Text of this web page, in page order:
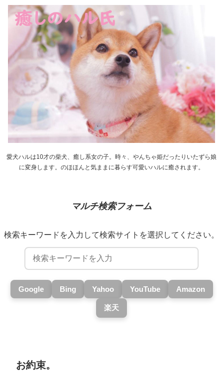
愛犬ハルは10才の柴犬、癒し系女の子。時々、やんちゃ姫だったりいたずら娘
に変身します。のほほんと気ままに暮らす可愛いハルに癒されます。
マルチ検索フォーム
検索キーワードを入力して検索サイトを選択してください。
Google Bing Yahoo YouTube Amazon
楽天
お約束。